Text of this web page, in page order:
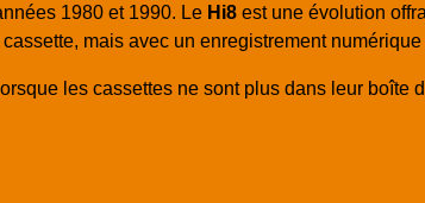
1980 et 1990. Le Hi8 est une évolution
mais avec un enregistrement
les cassettes ne sont plus dans leur boîte